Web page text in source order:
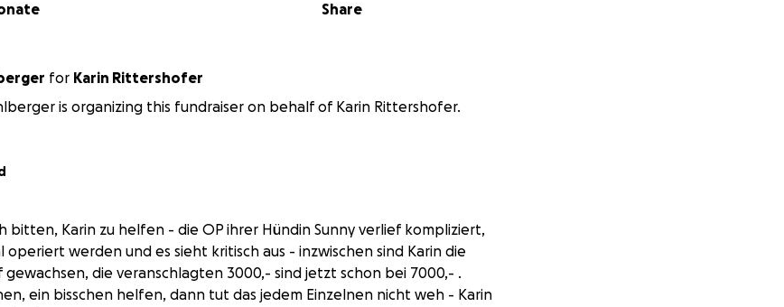
Share
for Karin Rittershofer
is organizing this fundraiser on behalf of Karin Rittershofer.
bitten, Karin zu helfen - die OP ihrer Hündin Sunny verlief kompliziert,
operiert werden und es sieht kritisch aus - inzwischen sind Karin die
die veranschlagten 3000,- sind jetzt schon bei 7000,- .
ein bisschen helfen, dann tut das jedem Einzelnen nicht weh - Karin